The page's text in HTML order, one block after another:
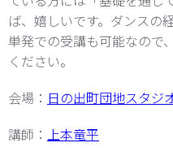
ば、嬉しいです。ダンスの
単発での受講も可能なので
ください。
会場： 日の出町団地スタジ
講師： 上本竜平